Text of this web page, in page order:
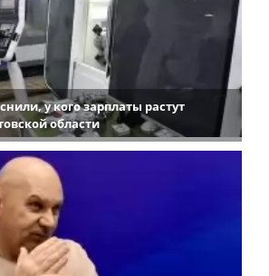
у кого зарплаты растут
области